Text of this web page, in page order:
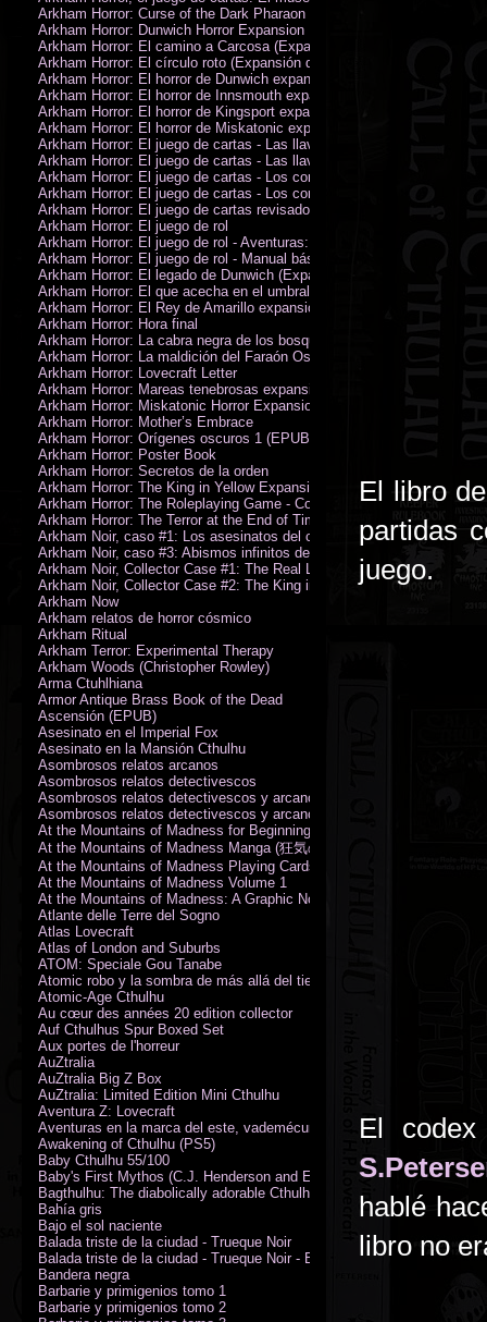
El libro
partidas
juego.
El
hablé
libro no
Arkham Horror: Curse of the Dark Pharaon Expansion
Arkham Horror: Dunwich Horror Expansion
Arkham Horror: El camino a Carcosa (Expansión de investigadores)
Arkham Horror: El círculo roto (Expansión de investigadores)
Arkham Horror: El horror de Dunwich expansión
Arkham Horror: El horror de Innsmouth expansión
Arkham Horror: El horror de Kingsport expansión
Arkham Horror: El horror de Miskatonic expansión
Arkham Horror: El juego de cartas - Las llaves escarlata - Campaña
Arkham Horror: El juego de cartas - Las llaves escarlata -
Arkham Horror: El juego de cartas - Los confines de la tierra -
Arkham Horror: El juego de cartas - Los confines de la tierra -
Arkham Horror: El juego de cartas revisado
Arkham Horror: El juego de rol
Arkham Horror: El juego de rol - Aventuras: Misterios de Arkham
Arkham Horror: El juego de rol - Manual básico
Arkham Horror: El legado de Dunwich (Expansión de investigadores)
Arkham Horror: El que acecha en el umbral expansión
Arkham Horror: El Rey de Amarillo expansión
Arkham Horror: Hora final
Arkham Horror: La cabra negra de los bosques expansión
Arkham Horror: La maldición del Faraón Oscuro expansión (revisada)
Arkham Horror: Lovecraft Letter
Arkham Horror: Mareas tenebrosas expansión
Arkham Horror: Miskatonic Horror Expansion
Arkham Horror: Mother’s Embrace
Arkham Horror: Orígenes oscuros 1 (EPUB)
Arkham Horror: Poster Book
Arkham Horror: Secretos de la orden
Arkham Horror: The King in Yellow Expansion
Arkham Horror: The Roleplaying Game - Core Rulebook (PDF)
Arkham Horror: The Terror at the End of Time
Arkham Noir, caso #1: Los asesinatos del culto de la bruja
Arkham Noir, caso #3: Abismos infinitos de oscuridad
Arkham Noir, Collector Case #1: The Real Leeds
Arkham Noir, Collector Case #2: The King in Yellow
Arkham Now
Arkham relatos de horror cósmico
Arkham Ritual
Arkham Terror: Experimental Therapy
Arkham Woods (Christopher Rowley)
Arma Ctuhlhiana
Armor Antique Brass Book of the Dead
Ascensión (EPUB)
Asesinato en el Imperial Fox
Asesinato en la Mansión Cthulhu
Asombrosos relatos arcanos
Asombrosos relatos detectivescos
Asombrosos relatos detectivescos y arcanos
Asombrosos relatos detectivescos y arcanos
At the Mountains of Madness for Beginning Readers
At the Mountains of Madness Manga (狂気の山脈)
At the Mountains of Madness Playing Cards
At the Mountains of Madness Volume 1
At the Mountains of Madness: A Graphic Novel
Atlante delle Terre del Sogno
Atlas Lovecraft
Atlas of London and Suburbs
ATOM: Speciale Gou Tanabe
Atomic robo y la sombra de más allá del tiempo
Atomic-Age Cthulhu
Au cœur des années 20 edition collector
Auf Cthulhus Spur Boxed Set
Aux portes de l'horreur
AuZtralia
AuZtralia Big Z Box
AuZtralia: Limited Edition Mini Cthulhu
Aventura Z: Lovecraft
Aventuras en la marca del este, vademécum de campaña
Awakening of Cthulhu (PS5)
Baby Cthulhu 55/100
Baby's First Mythos (C.J. Henderson and Erica Henderson)
Bagthulhu: The diabolically adorable Cthulhu plushie dicebag
Bahía gris
Bajo el sol naciente
Balada triste de la ciudad - Trueque Noir
Balada triste de la ciudad - Trueque Noir - Edición de coleccionista
Bandera negra
Barbarie y primigenios tomo 1
Barbarie y primigenios tomo 2